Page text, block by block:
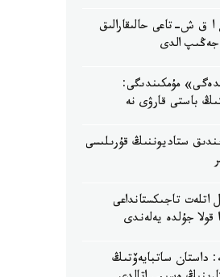
ا ق ش-تاعى حالىقارالىق
مۇمكىندىگى:
باستى قارۋى نە
مىڭ ورىندىق ستاديوننىڭ قۇرىلىسى
اتلەت تاجىكستانداعى
قولا جۇلدە يەلەندى
داستان ساتبايەۆتىڭ